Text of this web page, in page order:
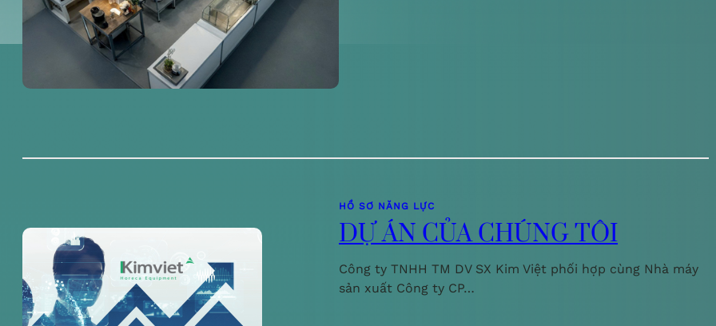
HỒ SƠ NĂNG LỰC
DỰ ÁN CỦA CHÚNG TÔI
Công ty TNHH TM DV SX Kim Việt phối hợp cùng Nhà máy
sản xuất Công ty CP…